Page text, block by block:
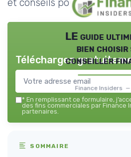
et conseils pour optimiser
LE guide
bien choisir
conseiller
Finance Insiders —
Téléchargez
* En remplissant ce formulaire,
des fins commerciales par Finance
partenaires.
SOMMAIRE